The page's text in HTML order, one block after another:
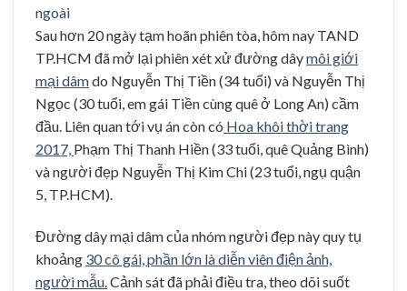
ngoài
Sau hơn 20 ngày tạm hoãn phiên tòa, hôm nay TAND
TP.HCM đã mở lại phiên xét xử đường dâymôi giới
mại dâmdo Nguyễn Thị Tiền (34 tuổi) và Nguyễn Thị
Ngọc (30 tuổi, em gái Tiền cùng quê ở Long An) cầm
đầu. Liên quan tới vụ án còn có Hoa khôi thời trang
2017, Phạm Thị Thanh Hiền (33 tuổi, quê Quảng Bình)
và người đẹp Nguyễn Thị Kim Chi (23 tuổi, ngụ quận
5, TP.HCM).
Đường dây mại dâm của nhóm người đẹp này quy tụ
khoảng 30 cô gái, phần lớn là diễn viên điện ảnh,
người mẫu.Cảnh sát đã phải điều tra, theo dõi suốt